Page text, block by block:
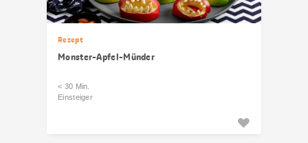
Rezept
Monster-Apfel-Münder
< 30 Min.
Einsteiger